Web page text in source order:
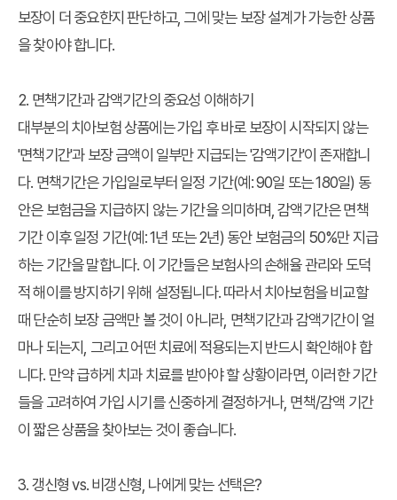
보장이 더 중요한지 판단하고, 그에 맞는 보장 설계가 가능한 상품
을 찾아야 합니다.
2. 면책기간과 감액기간의 중요성 이해하기
대부분의 치아보험 상품에는 가입 후 바로 보장이 시작되지 않는
'면책기간'과 보장 금액이 일부만 지급되는 '감액기간'이 존재합니
다. 면책기간은 가입일로부터 일정 기간(예: 90일 또는 180일) 동
안은 보험금을 지급하지 않는 기간을 의미하며, 감액기간은 면책
기간 이후 일정 기간(예: 1년 또는 2년) 동안 보험금의 50%만 지급
하는 기간을 말합니다. 이 기간들은 보험사의 손해율 관리와 도덕
적 해이를 방지하기 위해 설정됩니다. 따라서 치아보험을 비교할
때 단순히 보장 금액만 볼 것이 아니라, 면책기간과 감액기간이 얼
마나 되는지, 그리고 어떤 치료에 적용되는지 반드시 확인해야 합
니다. 만약 급하게 치과 치료를 받아야 할 상황이라면, 이러한 기간
들을 고려하여 가입 시기를 신중하게 결정하거나, 면책/감액 기간
이 짧은 상품을 찾아보는 것이 좋습니다.
3. 갱신형 vs. 비갱신형, 나에게 맞는 선택은?